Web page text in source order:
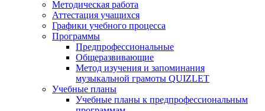
Методическая работа
Аттестация учащихся
Графики учебного процесса
Программы
Предпрофессиональные
Общеразвивающие
Метод изучения и запоминания
музыкальной грамоты QUIZLET
Учебные планы
Учебные планы к предпрофессиональным